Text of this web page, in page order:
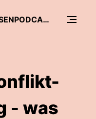
COM.ON - DER BÖRSENPODCAST
- was